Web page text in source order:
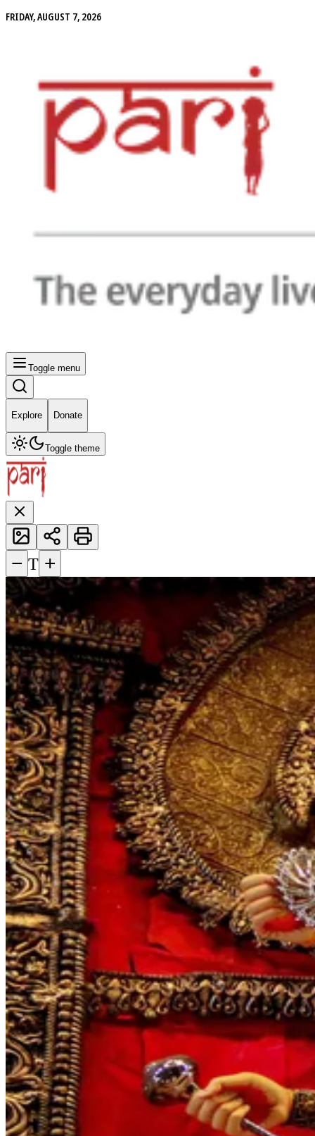
FRIDAY, AUGUST 7, 2026
Toggle menu
Explore Donate
Toggle theme
− T +